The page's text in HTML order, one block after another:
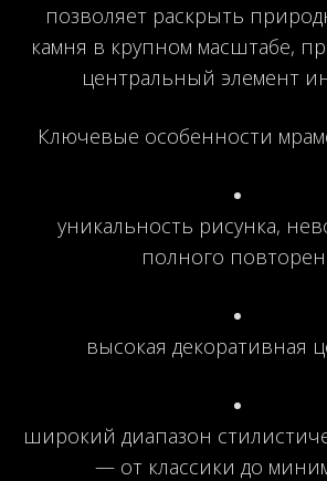
позволяет раскрыть
камня в крупном масштабе,
центральный элемент
Ключевые особенности
уникальность рисунка,
полного
высокая декоративная
широкий диапазон
— от классики до